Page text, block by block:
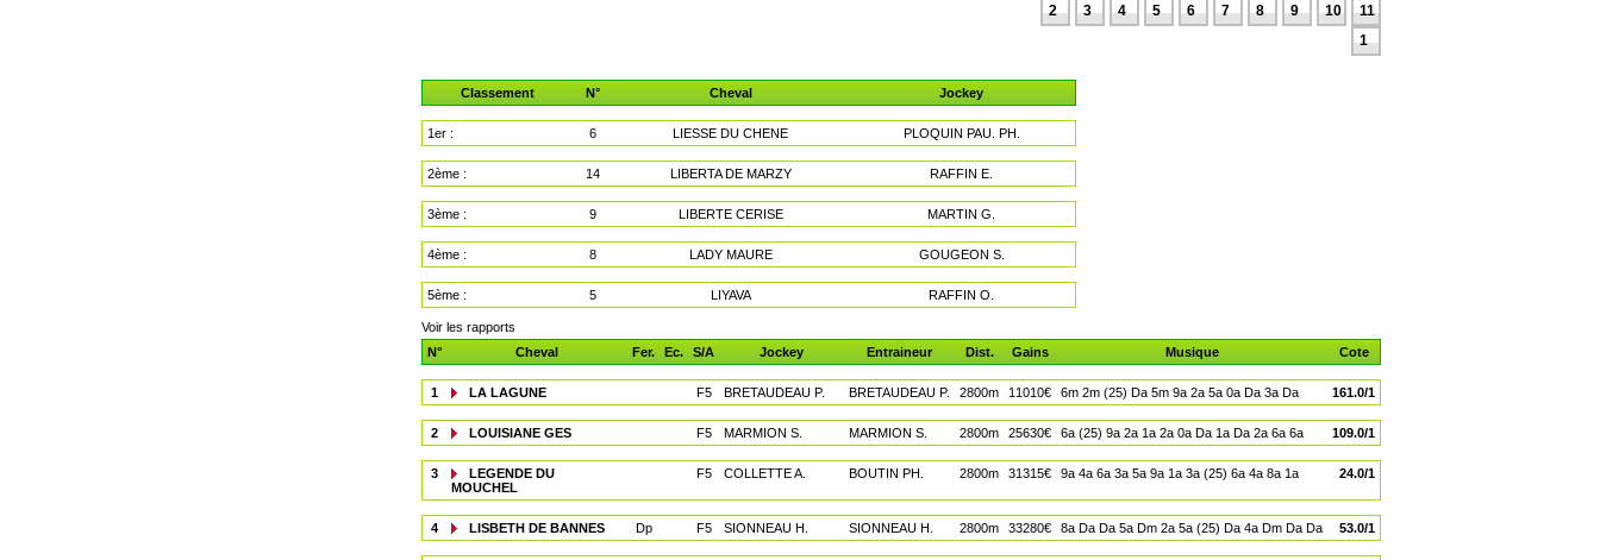
11
10
9
8
7
6
5
4
3
2
1
Classement N° Cheval Jockey
1er : 6 LIESSE DU CHENE PLOQUIN PAU. PH.
2ème : 14 LIBERTA DE MARZY RAFFIN E.
3ème : 9 LIBERTE CERISE MARTIN G.
4ème : 8 LADY MAURE GOUGEON S.
5ème : 5 LIYAVA RAFFIN O.
Voir les rapports
N°
Cheval Fer. Ec. S/A Jockey Entraineur Dist. Gains Musique Cote
1 LA LAGUNE F5 BRETAUDEAU P. BRETAUDEAU P. 2800m 11010€ 6m 2m (25) Da 5m 9a 2a 5a 0a Da 3a Da 161.0/1
2 LOUISIANE GES F5 MARMION S. MARMION S. 2800m 25630€ 6a (25) 9a 2a 1a 2a 0a Da 1a Da 2a 6a 6a 109.0/1
3
LEGENDE DU
MOUCHEL
F5 COLLETTE A. BOUTIN PH. 2800m 31315€ 9a 4a 6a 3a 5a 9a 1a 3a (25) 6a 4a 8a 1a 24.0/1
4 LISBETH DE BANNES Dp F5 SIONNEAU H. SIONNEAU H. 2800m 33280€ 8a Da Da 5a Dm 2a 5a (25) Da 4a Dm Da Da 53.0/1